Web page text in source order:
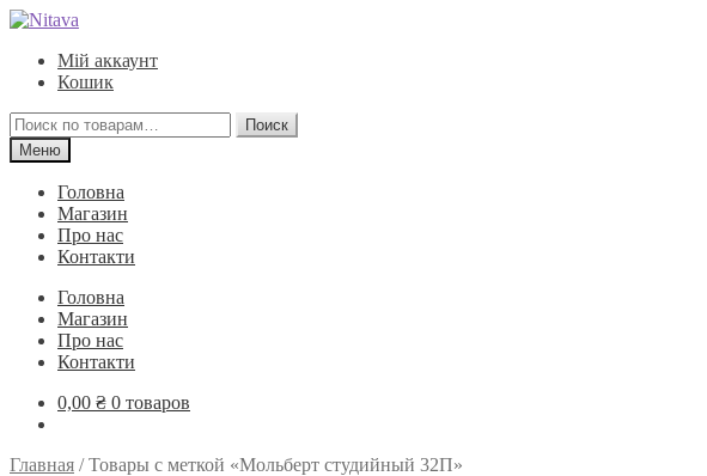
Перейти
навигации
Перейти
содержимому
Мій аккаунт
Кошик
Искать:
Поиск
Меню
Головна
Магазин
Про нас
Контакти
Головна
Магазин
Про нас
Контакти
0,00 ₴ 0 товаров
Главная /Товары с меткой «Мольберт студийный 32П»